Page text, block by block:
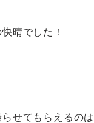
晴でした！
せてもらえるのは